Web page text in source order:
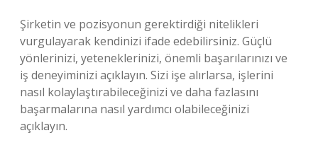
Şirketin ve pozisyonun gerektirdiği nitelikleri
vurgulayarak kendinizi ifade edebilirsiniz. Güçlü
yönlerinizi, yeteneklerinizi, önemli başarılarınızı ve
iş deneyiminizi açıklayın. Sizi işe alırlarsa, işlerini
nasıl kolaylaştırabileceğinizi ve daha fazlasını
başarmalarına nasıl yardımcı olabileceğinizi
açıklayın.